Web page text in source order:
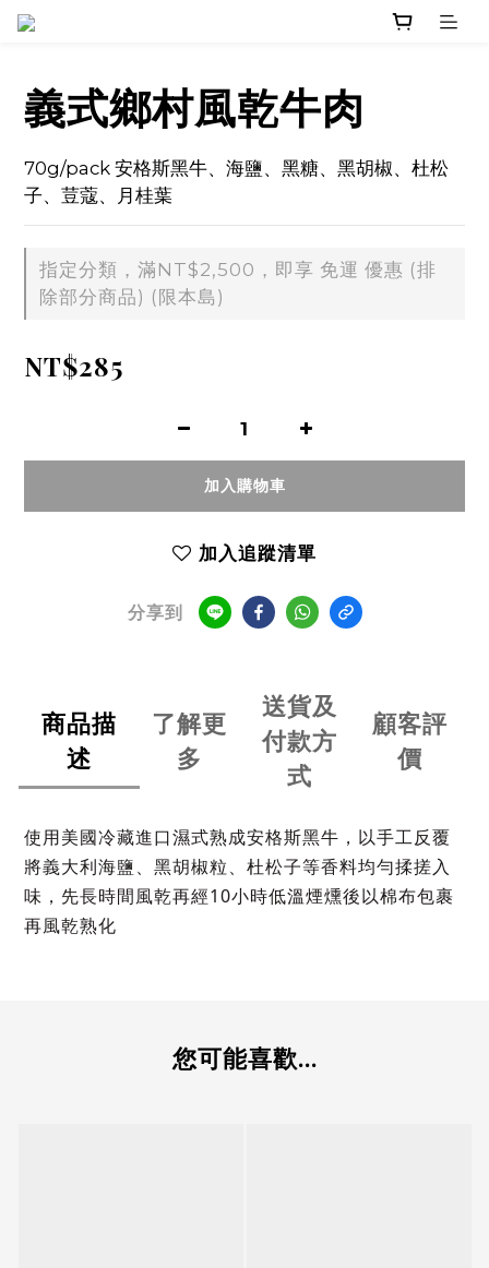
義式鄉村風乾牛肉
70g/pack 安格斯黑牛、海鹽、黑糖、黑胡椒、杜松
子、荳蔻、月桂葉
指定分類，滿NT$2,500，即享 免運 優惠 (排
除部分商品) (限本島)
NT$285
加入購物車
加入追蹤清單
分享到
商品描
述
了解更
多
送貨及
付款方
式
顧客評
價
使用美國冷藏進口濕式熟成安格斯黑牛，以手工反覆
將義大利海鹽、黑胡椒粒、杜松子等香料均勻揉搓入
味，先長時間風乾再經10小時低溫煙燻後以棉布包裹
再風乾熟化
您可能喜歡...